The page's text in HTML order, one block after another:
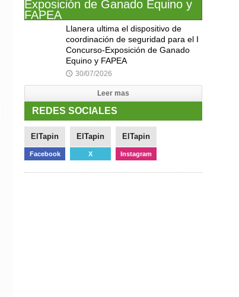
Llanera ultima el dispositivo de
coordinación de seguridad para el I
Concurso-Exposición de Ganado
Equino y FAPEA
🕔 30/07/2026
Leer mas
REDES SOCIALES
ElTapin
Facebook
ElTapin
X
ElTapin
Instagram